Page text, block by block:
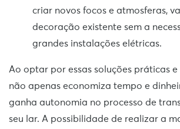
criar novos focos e atmosferas,
decoração existente sem a
grandes instalações elétricas.
Ao optar por essas soluções práticas e
não apenas economiza tempo e
ganha autonomia no processo de
seu lar. A possibilidade de realizar a